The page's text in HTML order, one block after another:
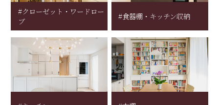
#クローゼット・ワードロー
ブ
#食器棚・キッチン収納